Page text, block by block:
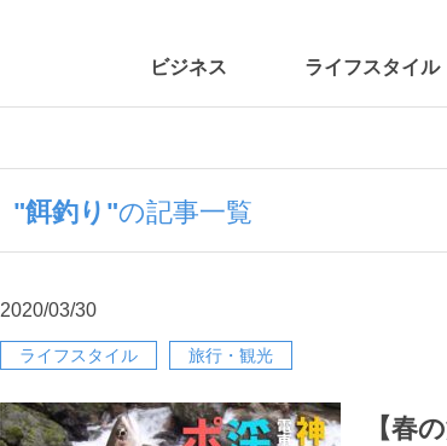
ビジネス ライフスタイル
"餌釣り"の記事一覧
2020/03/30
ライフスタイル 旅行・観光
【春